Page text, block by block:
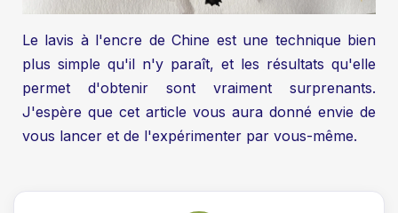
Le lavis à l'encre de Chine est une technique bien
plus simple qu'il n'y paraît, et les résultats qu'elle
permet d'obtenir sont vraiment surprenants.
J'espère que cet article vous aura donné envie de
vous lancer et de l'expérimenter par vous-même.